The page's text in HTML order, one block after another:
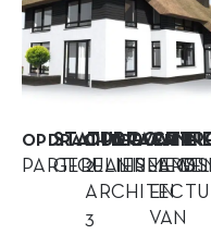
OPDRACHTGEVER
PARTICULIER
STATUS
GEREALISEERD
OPDRACHT
2
3
LOCATIE
EN
VAN